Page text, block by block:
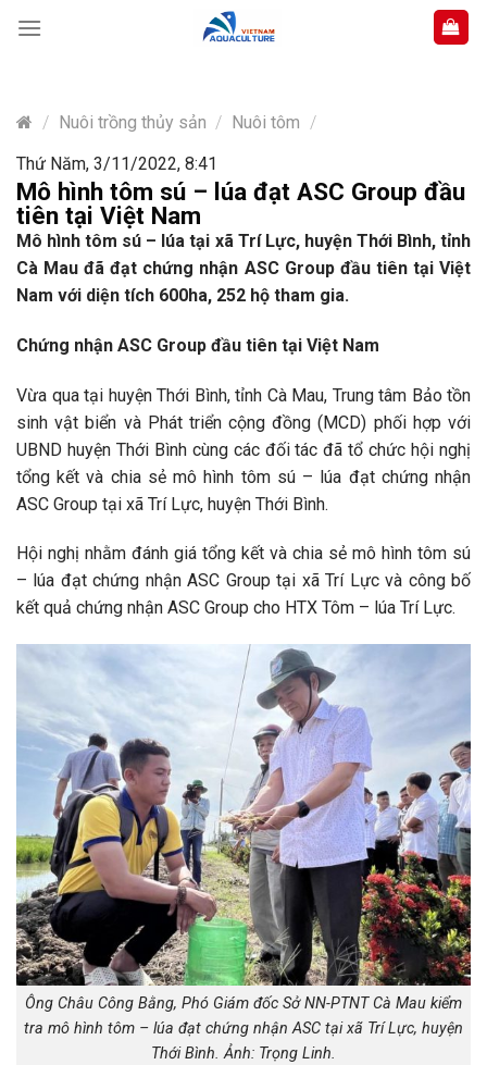
content
/ Nuôi trồng thủy sản / Nuôi tôm /
Thứ Năm, 3/11/2022, 8:41
Mô hình tôm sú – lúa đạt ASC Group đầu
tiên tại Việt Nam
Mô hình tôm sú – lúa tại xã Trí Lực, huyện Thới Bình, tỉnh
Cà Mau đã đạt chứng nhận ASC Group đầu tiên tại Việt
Nam với diện tích 600ha, 252 hộ tham gia.
Chứng nhận ASC Group đầu tiên tại Việt Nam
Vừa qua tại huyện Thới Bình, tỉnh Cà Mau, Trung tâm Bảo tồn
sinh vật biển và Phát triển cộng đồng (MCD) phối hợp với
UBND huyện Thới Bình cùng các đối tác đã tổ chức hội nghị
tổng kết và chia sẻ mô hình tôm sú – lúa đạt chứng nhận
ASC Group tại xã Trí Lực, huyện Thới Bình.
Hội nghị nhằm đánh giá tổng kết và chia sẻ mô hình tôm sú
– lúa đạt chứng nhận ASC Group tại xã Trí Lực và công bố
kết quả chứng nhận ASC Group cho HTX Tôm – lúa Trí Lực.
Ông Châu Công Bằng, Phó Giám đốc Sở NN-PTNT Cà Mau kiểm
tra mô hình tôm – lúa đạt chứng nhận ASC tại xã Trí Lực, huyện
Thới Bình. Ảnh: Trọng Linh.